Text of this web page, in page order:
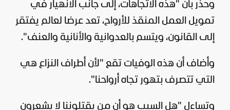
وحذّر بأن "هذه الاتجاهات، إلى جانب الانهيار في
تمويل العمل المنقذ للأرواح، تعد عرضا لعالم يفتقر
إلى القانون، ويتسم بالعدوانية والأنانية والعنف".
وأضاف أن هذه الوفيات تقع "لأن أطراف النزاع هي
التي تتصرف بتهور تجاه أرواحنا".
وتساءل "هل السبب هو أن من يقتلوننا لا يشعرون